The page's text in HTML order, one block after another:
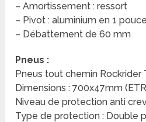
– Amortissement : ressort
– Pivot : aluminium en 1
– Débattement de 60 mm
Pneus :
Pneus tout chemin Rockrider
Dimensions : 700x47mm
Niveau de protection anti
Type de protection : Double